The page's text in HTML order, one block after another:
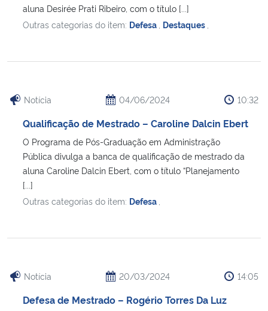
aluna Desirée Prati Ribeiro, com o título [...]
Outras categorias do item: Defesa Destaques
Notícia 04/06/2024 10:32
Qualificação de Mestrado – Caroline Dalcin Ebert
O Programa de Pós-Graduação em Administração
Pública divulga a banca de qualificação de mestrado da
aluna Caroline Dalcin Ebert, com o título “Planejamento
[...]
Outras categorias do item: Defesa
Notícia 20/03/2024 14:05
Defesa de Mestrado – Rogério Torres Da Luz